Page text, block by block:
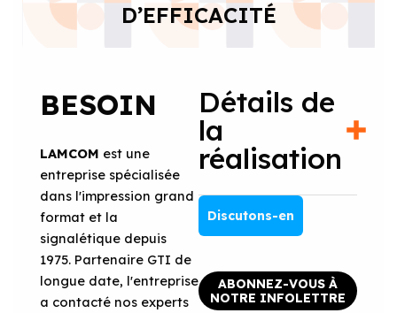
D’EFFICACITÉ
BESOIN
LAMCOM est une
entreprise spécialisée
dans l'impression grand
format et la
signalétique depuis
1975. Partenaire GTI de
longue date, l'entreprise
a contacté nos experts
Détails de
la
réalisation
Discutons-en
ABONNEZ-VOUS À
NOTRE INFOLETTRE